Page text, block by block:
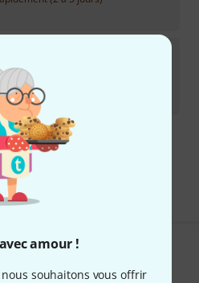
amour !
nous souhaitons vous offrir
1
12–15 semaines
à partir de 69 €
avec TVA comprise